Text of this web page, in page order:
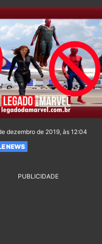
dezembro de 2019, às 12:04
NEWS
PUBLICIDADE